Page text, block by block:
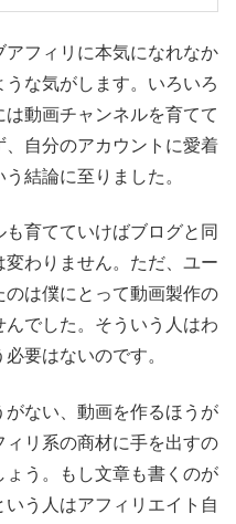
アフィリに本気になれなか
な気がします。いろいろ
動画チャンネルを育てて
自分のアカウントに愛着
結論に至りました。
育てていけばブログと同
わりません。ただ、ユー
は僕にとって動画製作の
でした。そういう人はわ
要はないのです。
ない、動画を作るほうが
リ系の商材に手を出すの
う。もし文章も書くのが
う人はアフィリエイト自